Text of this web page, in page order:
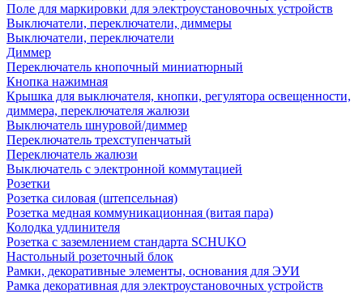
Поле для маркировки для электроустановочных устройств
Выключатели, переключатели, диммеры
Выключатели, переключатели
Диммер
Переключатель кнопочный миниатюрный
Кнопка нажимная
Крышка для выключателя, кнопки, регулятора освещенности,
диммера, переключателя жалюзи
Выключатель шнуровой/диммер
Переключатель трехступенчатый
Переключатель жалюзи
Выключатель с электронной коммутацией
Розетки
Розетка силовая (штепсельная)
Розетка медная коммуникационная (витая пара)
Колодка удлинителя
Розетка с заземлением стандарта SCHUKO
Настольный розеточный блок
Рамки, декоративные элементы, основания для ЭУИ
Рамка декоративная для электроустановочных устройств